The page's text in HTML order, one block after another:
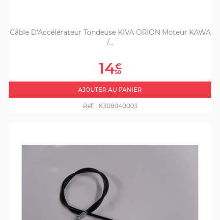
Câble D'Accélérateur Tondeuse KIVA ORION Moteur KAWA
/...
Prix
14€
50
AJOUTER AU PANIER
Réf. : K308040003